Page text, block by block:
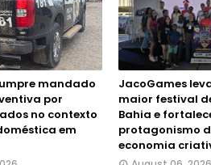
mandado
por
no contexto
em
JacoGames
maior festival
Bahia e
protagonismo
economia